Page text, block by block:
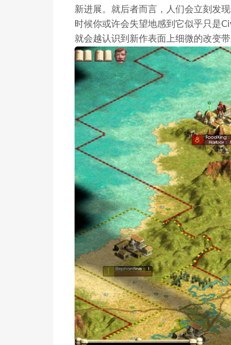
新进展。就后者而言，人们会立刻发
时候你或许会失望地感到它似乎只是
就会越认识到新作表面上细微的改变带